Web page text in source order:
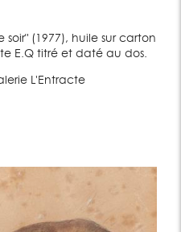
soir" (1977), huile sur carton
E.Q titré et daté au dos.
L'Entracte